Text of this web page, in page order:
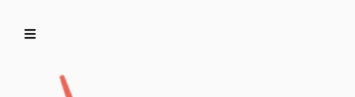
Accueil